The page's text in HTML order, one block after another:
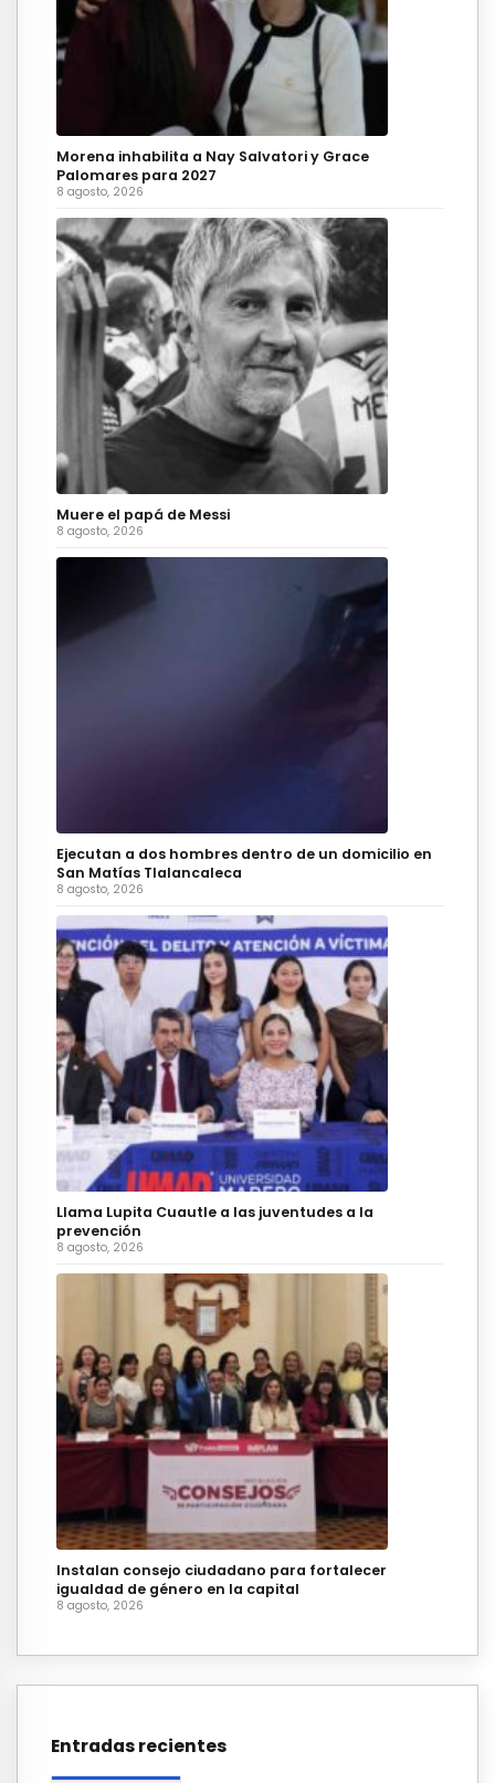
Morena inhabilita a Nay Salvatori y Grace
Palomares para 2027
8 agosto, 2026
Muere el papá de Messi
8 agosto, 2026
Ejecutan a dos hombres dentro de un domicilio en
San Matías Tlalancaleca
8 agosto, 2026
Llama Lupita Cuautle a las juventudes a la
prevención
8 agosto, 2026
Instalan consejo ciudadano para fortalecer
igualdad de género en la capital
8 agosto, 2026
Entradas recientes